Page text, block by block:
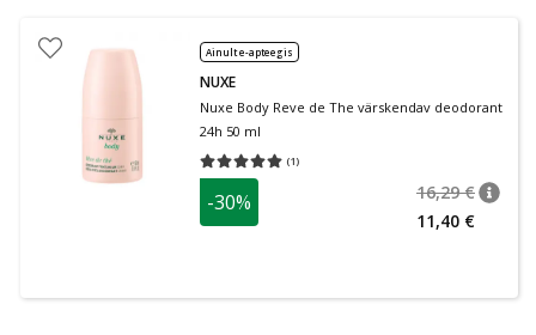
Ainult e-apteegis
NUXE
Nuxe Body Reve de The värskendav deodorant
24h 50 ml
(1)
Keskmine hinnang 5.00
-30% 16,29 €
11,40 €